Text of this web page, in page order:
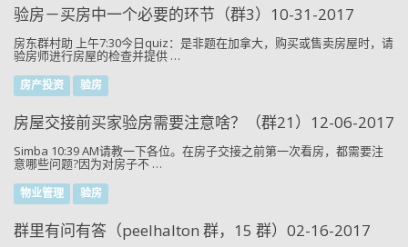
验房－买房中一个必要的环节（群3）10-31-2017
房东群村助 上午7:30今日quiz：是非题在加拿大，购买或售卖房屋时，请
验房师进行房屋的检查并提供 …
房产投资 验房
房屋交接前买家验房需要注意啥？（群21）12-06-2017
Simba 10:39 AM请教一下各位。在房子交接之前第一次看房，都需要注
意哪些问题?因为对房子不 …
物业管理 验房
群里有问有答（peelhalton 群，15 群）02-16-2017